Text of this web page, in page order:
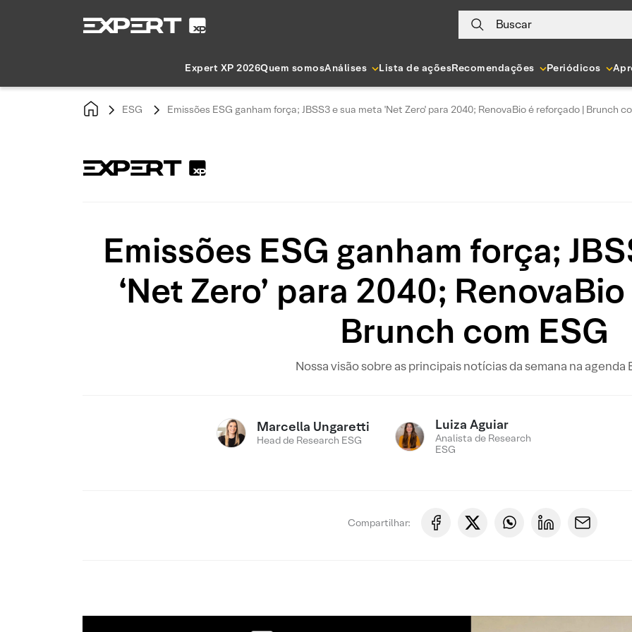
Buscar
Expert XP 2026Quem somosAnálises Lista de açõesRecomendações Periódicos
ESG Emissões ESG ganham força; JBSS3 e sua meta 'Net Zero' para 2040; RenovaBio é reforçado | Brunch
Emissões ESG ganham força;
‘Net Zero’ para 2040;
Brunch com ESG
Nossa visão sobre as principais notícias da semana na agenda
Marcella Ungaretti
Head de Research ESG
Luiza Aguiar
Analista de Research
ESG
Compartilhar: